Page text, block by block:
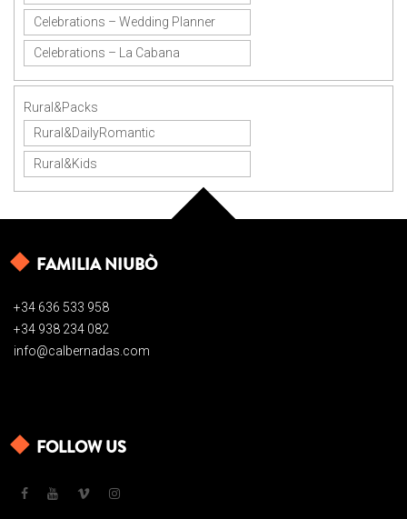
Celebrations – Wedding Planner
Celebrations – La Cabana
Rural&Packs
Rural&DailyRomantic
Rural&Kids
FAMILIA NIUBÒ
+34 636 533 958
+34 938 234 082
info@calbernadas.com
FOLLOW US